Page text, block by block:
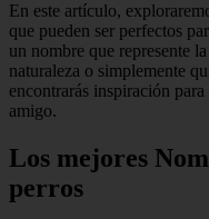
En este artículo,
que pueden ser perfectos
un nombre que represente
naturaleza o simplemente
encontrarás inspiración
amigo.
Los mejores
perros